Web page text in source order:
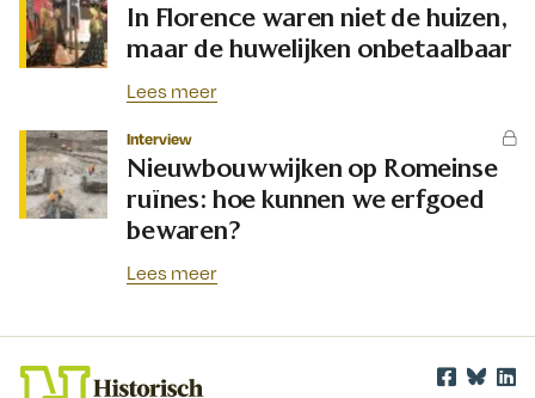
In Florence waren niet de huizen,
maar de huwelijken onbetaalbaar
Lees meer
Interview
Nieuwbouwwijken op Romeinse
ruïnes: hoe kunnen we erfgoed
bewaren?
Lees meer